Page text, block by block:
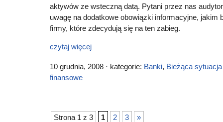
aktywów ze wsteczną datą. Pytani przez nas
uwagę na dodatkowe obowiązki informacyjne, jakim
firmy, które zdecydują się na ten zabieg.
czytaj więcej
10 grudnia, 2008 · kategorie: Banki, Bieżąca
finansowe
Strona 1 z 3 1 2 3 »